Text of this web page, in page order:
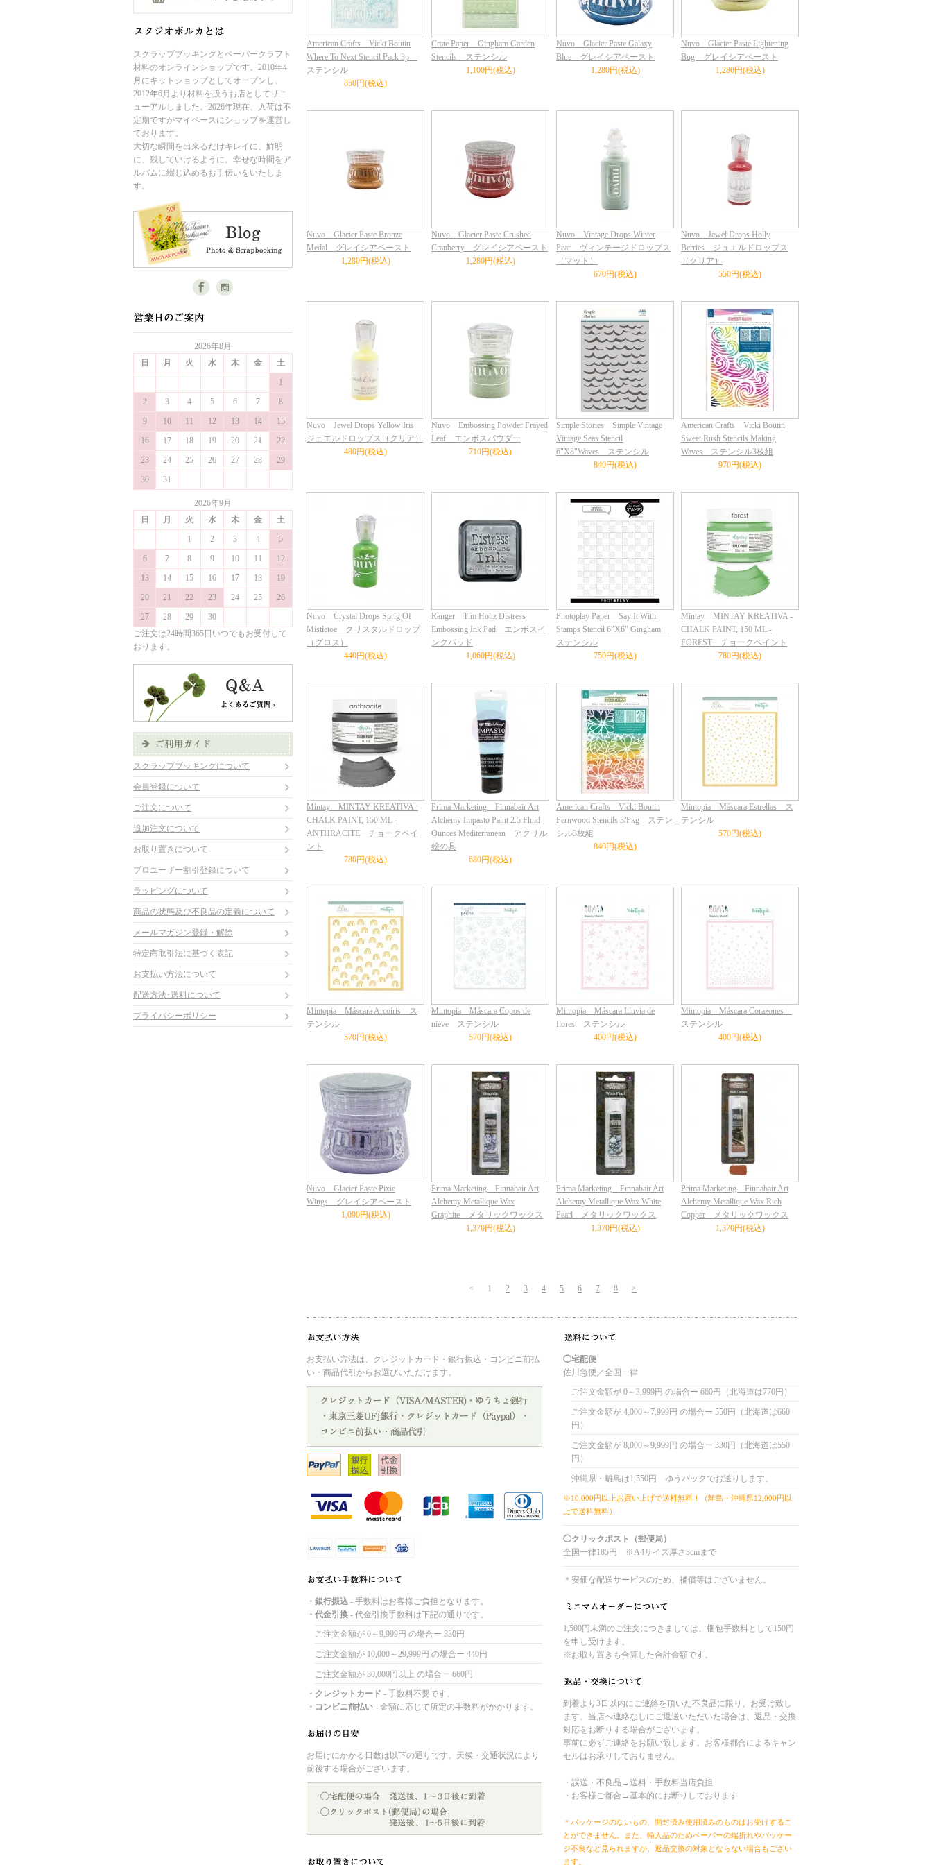
スクラップブッキングとペーパークラフト
材料のオンラインショップです。2010年4
月にキットショップとしてオープンし、
2012年6月より材料を扱うお店としてリニ
ューアルしました。2026年現在、入荷は不
定期ですがマイペースにショップを運営し
ております。
大切な瞬間を出来るだけキレイに、鮮明
に、残していけるように。幸せな時間をア
ルバムに綴じ込めるお手伝いをいたしま
す。
2026年8月
日
月 火 水 木 金
土
1
2
3 4 5 6 7
8
9
10 11 12 13 14
15
16
17 18 19 20 21
22
23
24 25 26 27 28
29
30
31
2026年9月
日
月 火 水 木 金
土
1
2 3 4
5
6
7 8 9 10 11
12
13
14 15 16 17 18
19
20
21 22 23 24 25
26
27
28 29
30
ご注文は24時間365日いつでもお受付して
おります。
スクラップブッキングについて
会員登録について
ご注文について
追加注文について
お取り置きについて
プロユーザー割引登録について
ラッピングについて
商品の状態及び不良品の定義について
メールマガジン登録・解除
特定商取引法に基づく表記
お支払い方法について
配送方法･送料について
プライバシーポリシー
American Crafts Vicki Boutin
Where To Next Stencil Pack 3p
ステンシル
850円(税込)
Crate Paper Gingham Garden
Stencils ステンシル
1,100円(税込)
Nuvo Glacier Paste Galaxy
Blue グレイシアペースト
1,280円(税込)
Nuvo Glacier Paste Lightening
Bug グレイシアペースト
1,280円(税込)
Nuvo Glacier Paste Bronze
Medal グレイシアペースト
1,280円(税込)
Nuvo Glacier Paste Crushed
Cranberry グレイシアペースト
1,280円(税込)
Nuvo Vintage Drops Winter
Pear ヴィンテージドロップス
（マット）
670円(税込)
Nuvo Jewel Drops Holly
Berries ジュエルドロップス
（クリア）
550円(税込)
Nuvo Jewel Drops Yellow Iris
ジュエルドロップス（クリア）
480円(税込)
Nuvo Embossing Powder Frayed
Leaf エンボスパウダー
710円(税込)
Simple Stories Simple Vintage
Vintage Seas Stencil
6"X8"Waves ステンシル
840円(税込)
American Crafts Vicki Boutin
Sweet Rush Stencils Making
Waves ステンシル3枚組
970円(税込)
Nuvo Crystal Drops Sprig Of
Mistletoe クリスタルドロップ
（グロス）
440円(税込)
Ranger Tim Holtz Distress
Embossing Ink Pad エンボスイ
ンクパッド
1,060円(税込)
Photoplay Paper Say It With
Stamps Stencil 6"X6" Gingham
ステンシル
750円(税込)
Mintay MINTAY KREATIVA -
CHALK PAINT, 150 ML -
FOREST チョークペイント
780円(税込)
Mintay MINTAY KREATIVA -
CHALK PAINT, 150 ML -
ANTHRACITE チョークペイ
ント
780円(税込)
Prima Marketing Finnabair Art
Alchemy Impasto Paint 2.5 Fluid
Ounces Mediterranean アクリル
絵の具
680円(税込)
American Crafts Vicki Boutin
Fernwood Stencils 3/Pkg ステン
シル3枚組
840円(税込)
Mintopia Máscara Estrellas ス
テンシル
570円(税込)
Mintopia Máscara Arcoíris ス
テンシル
570円(税込)
Mintopia Máscara Copos de
nieve ステンシル
570円(税込)
Mintopia Máscara Lluvia de
flores ステンシル
400円(税込)
Mintopia Máscara Corazones
ステンシル
400円(税込)
Nuvo Glacier Paste Pixie
Wings グレイシアペースト
1,090円(税込)
Prima Marketing Finnabair Art
Alchemy Metallique Wax
Graphite メタリックワックス
1,370円(税込)
Prima Marketing Finnabair Art
Alchemy Metallique Wax White
Pearl メタリックワックス
1,370円(税込)
Prima Marketing Finnabair Art
Alchemy Metallique Wax Rich
Copper メタリックワックス
1,370円(税込)
< 1 2 3 4 5 6 7 8 >
お支払い方法は、クレジットカード・銀行振込・コンビニ前払
い・商品代引からお選びいただけます。
・銀行振込 - 手数料はお客様ご負担となります。
・代金引換 - 代金引換手数料は下記の通りです。
ご注文金額が 0～9,999円 の場合ー 330円
ご注文金額が 10,000～29,999円 の場合ー 440円
ご注文金額が 30,000円以上 の場合ー 660円
・クレジットカード - 手数料不要です。
・コンビニ前払い - 金額に応じて所定の手数料がかかります。
お届けにかかる日数は以下の通りです。天候・交通状況により
前後する場合がございます。
◯宅配便
佐川急便／全国一律
ご注文金額が 0～3,999円 の場合ー 660円（北海道は770円）
ご注文金額が 4,000～7,999円 の場合ー 550円（北海道は660
円）
ご注文金額が 8,000～9,999円 の場合ー 330円（北海道は550
円）
沖縄県・離島は1,550円 ゆうパックでお送りします。
※10,000円以上お買い上げで送料無料！（離島・沖縄県12,000円以
上で送料無料）
◯クリックポスト（郵便局）
全国一律185円 ※A4サイズ厚さ3cmまで
＊安価な配送サービスのため、補償等はございません。
1,500円未満のご注文につきましては、梱包手数料として150円
を申し受けます。
※お取り置きも合算した合計金額です。
到着より3日以内にご連絡を頂いた不良品に限り、お受け致し
ます。当店へ連絡なしにご返送いただいた場合は、返品・交換
対応をお断りする場合がございます。
事前に必ずご連絡をお願い致します。お客様都合によるキャン
セルはお承りしておりません。
・誤送・不良品→送料・手数料当店負担
・お客様ご都合→基本的にお断りしております
＊パッケージのないもの、開封済み使用済みのものはお受けするこ
とができません。また、輸入品のためペーパーの端折れやパッケー
ジ不良など見られますが、返品交換の対象とならない場合もござい
ます。